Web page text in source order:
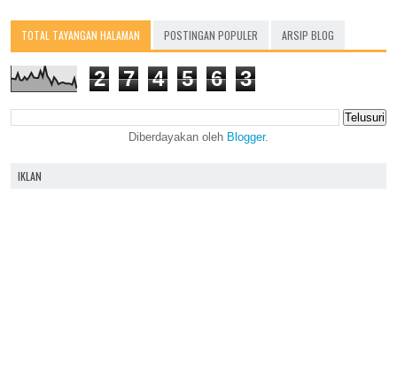
TOTAL TAYANGAN HALAMAN POSTINGAN POPULER ARSIP BLOG
2 7 4 5 6 3
Diberdayakan oleh Blogger.
IKLAN